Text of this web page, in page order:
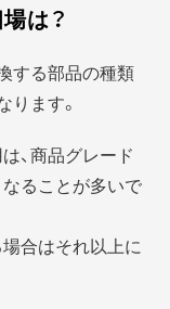
は？
する部品の種類
ます。
、商品グレード
ることが多いで
合はそれ以上に